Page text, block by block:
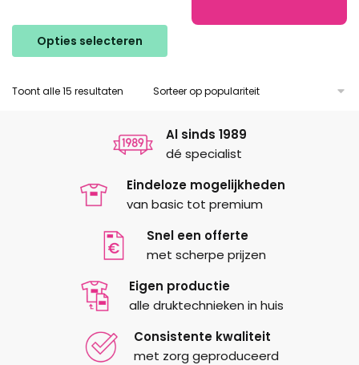
Opties selecteren
product
heeft
variaties.
Toont alle 15 resultaten Gesorteerd
Al sinds 1989
dé specialist
Eindeloze mogelijkheden
van basic tot premium
Snel een offerte
met scherpe prijzen
Eigen productie
alle druktechnieken in huis
Consistente kwaliteit
met zorg geproduceerd